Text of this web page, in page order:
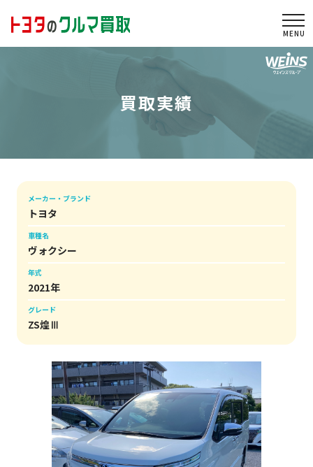
買取実績
メーカー・ブランド
トヨタ
車種名
ヴォクシー
年式
2021年
グレード
ZS煌Ⅲ